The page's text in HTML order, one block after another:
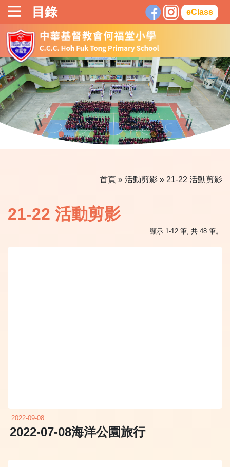
目錄 eClass
首頁 » 活動剪影 » 21-22 活動剪影
21-22 活動剪影
顯示 1-12 筆, 共 48 筆。
2022-09-08
2022-07-08海洋公園旅行